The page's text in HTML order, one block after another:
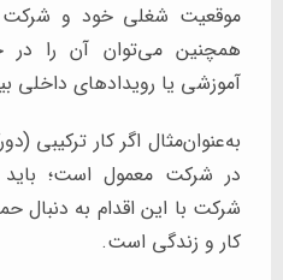
موقعیت شغلی خود و شرکت
همچنین می‌توان آن را در
آموزشی یا رویدادهای داخلی
به‌عنوان‌مثال اگر کار ترکیبی
در شرکت معمول است؛
شرکت با این اقدام به دنبال
کار و زندگی است.